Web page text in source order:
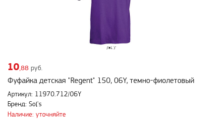
10,88 руб.
Фуфайка детская "Regent" 150, 06Y, темно-фиолетовый
Артикул: 11970.712/06Y
Бренд: Sol's
Наличие: уточняйте